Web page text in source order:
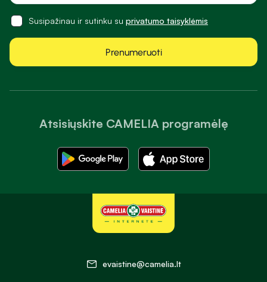
Atsisiųskite CAMELIA programėlę
Susipažinau ir sutinku su privatumo taisyklėmis
Prenumeruoti
evaistine@camelia.lt